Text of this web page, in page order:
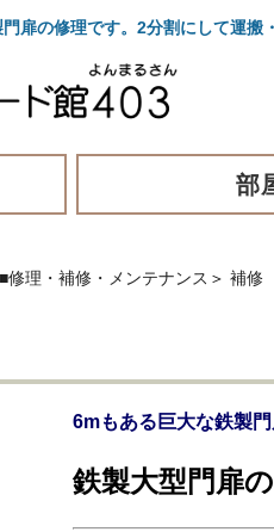
修理です。2分割にして運搬・
部
■修理・補修・メンテナンス ＞ 補修
6mもある巨大な鉄製
鉄製大型門扉